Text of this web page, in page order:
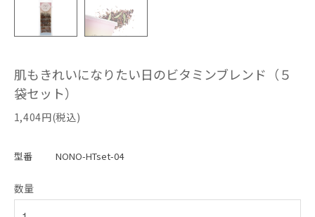
肌もきれいになりたい日のビタミンブレンド（５
袋セット）
1,404円(税込)
型番 NONO-HTset-04
数量